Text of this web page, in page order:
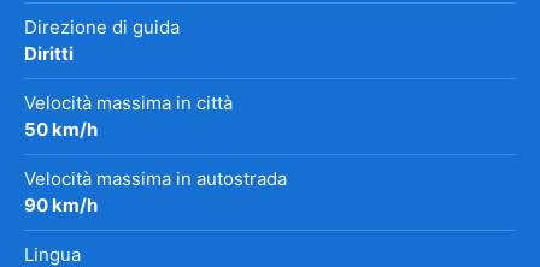
Direzione di guida
Diritti
Velocità massima in città
50 km/h
Velocità massima in autostrada
90 km/h
Lingua